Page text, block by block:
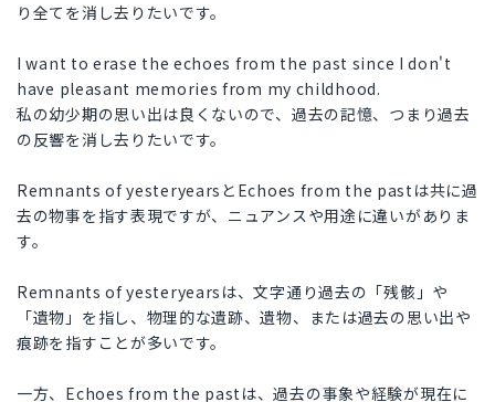
り全てを消し去りたいです。
I want to erase the echoes from the past since I don't
have pleasant memories from my childhood.
私の幼少期の思い出は良くないので、過去の記憶、つまり過去
の反響を消し去りたいです。
Remnants of yesteryearsとEchoes from the pastは共に過
去の物事を指す表現ですが、ニュアンスや用途に違いがありま
す。
Remnants of yesteryearsは、文字通り過去の「残骸」や
「遺物」を指し、物理的な遺跡、遺物、または過去の思い出や
痕跡を指すことが多いです。
一方、Echoes from the pastは、過去の事象や経験が現在に